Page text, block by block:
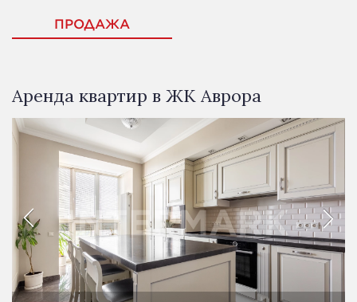
ПРОДАЖА
Аренда квартир в ЖК Аврора